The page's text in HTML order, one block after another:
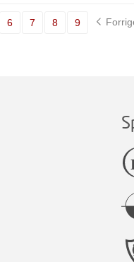
6 7 8 9